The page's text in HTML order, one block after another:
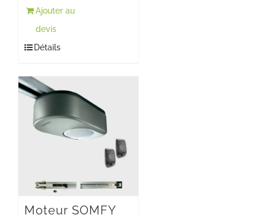
Ajouter au
devis
Détails
Moteur SOMFY